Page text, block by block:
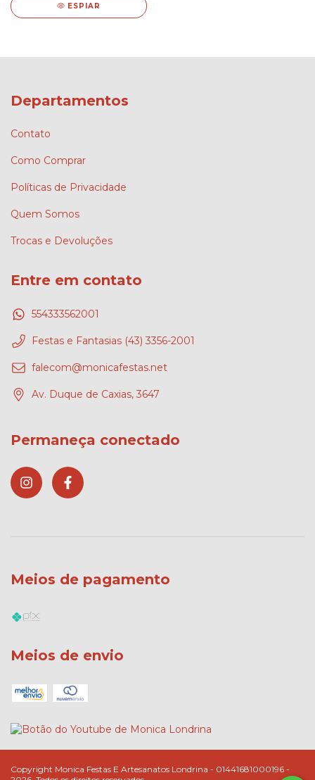
ESPIAR
Departamentos
Contato
Como Comprar
Políticas de Privacidade
Quem Somos
Trocas e Devoluções
Entre em contato
554333562001
Festas e Fantasias (43) 3356-2001
falecom@monicafestas.net
Av. Duque de Caxias, 3647
Permaneça conectado
Meios de pagamento
Meios de envio
Copyright Monica Festas E Artesanatos Londrina - 01441681000196 -